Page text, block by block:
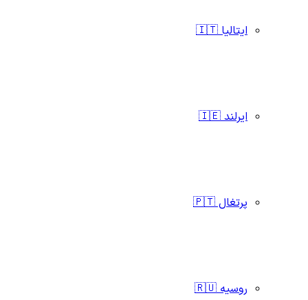
ایتالیا 🇮🇹
ایرلند 🇮🇪
پرتغال 🇵🇹
روسیه 🇷🇺